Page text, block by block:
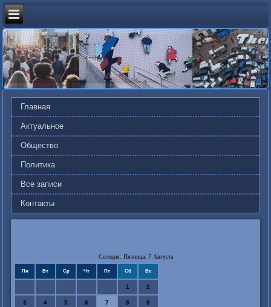
Главная
Актуальное
Общество
Политика
Все записи
Контакты
Сегодня: Пятница, 7 Августа
Пн Вт Ср Чт Пт Сб Вс
1 2
3 4 5 6 7 8 9